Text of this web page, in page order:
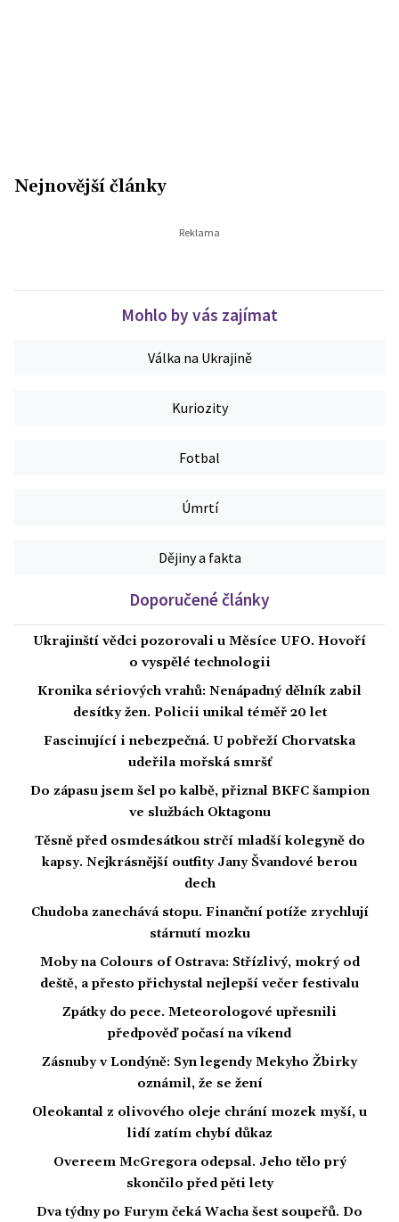
Nejnovější články
Mohlo by vás zajímat
Válka na Ukrajině
Kuriozity
Fotbal
Úmrtí
Dějiny a fakta
Doporučené články
Ukrajinští vědci pozorovali u Měsíce UFO. Hovoří
o vyspělé technologii
Kronika sériových vrahů: Nenápadný dělník zabil
desítky žen. Policii unikal téměř 20 let
Fascinující i nebezpečná. U pobřeží Chorvatska
udeřila mořská smršť
Do zápasu jsem šel po kalbě, přiznal BKFC šampion
ve službách Oktagonu
Těsně před osmdesátkou strčí mladší kolegyně do
kapsy. Nejkrásnější outfity Jany Švandové berou
dech
Chudoba zanechává stopu. Finanční potíže zrychlují
stárnutí mozku
Moby na Colours of Ostrava: Střízlivý, mokrý od
deště, a přesto přichystal nejlepší večer festivalu
Zpátky do pece. Meteorologové upřesnili
předpověď počasí na víkend
Zásnuby v Londýně: Syn legendy Mekyho Žbirky
oznámil, že se žení
Oleokantal z olivového oleje chrání mozek myší, u
lidí zatím chybí důkaz
Overeem McGregora odepsal. Jeho tělo prý
skončilo před pěti lety
Dva týdny po Furym čeká Wacha šest soupeřů. Do